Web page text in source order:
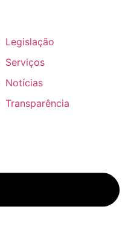
Legislação
Serviços
Notícias
Transparência